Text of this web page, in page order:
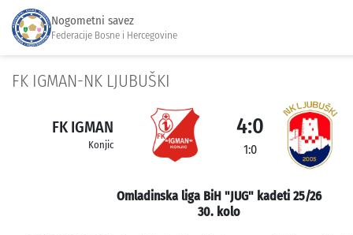
Nogometni savez
Federacije Bosne i Hercegovine
FK IGMAN-NK LJUBUŠKI
FK IGMAN
Konjic
4:0
1:0
Omladinska liga BiH "JUG" kadeti 25/26
30. kolo